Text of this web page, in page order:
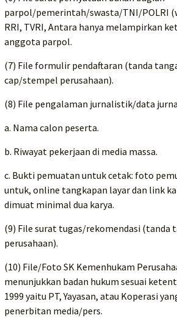
parpol/pemerintah/swasta/TNI/POLRI
RRI, TVRI, Antara hanya melampirkan
anggota parpol.
(7) File formulir pendaftaran (tanda
cap/stempel perusahaan).
(8) File pengalaman jurnalistik/data
a. Nama calon peserta.
b. Riwayat pekerjaan di media massa.
c. Bukti pemuatan untuk cetak: foto
untuk, online tangkapan layar dan link
dimuat minimal dua karya.
(9) File surat tugas/rekomendasi (tanda
perusahaan).
(10) File/Foto SK Kemenhukam
menunjukkan badan hukum sesuai
1999 yaitu PT, Yayasan, atau Koperasi
penerbitan media/pers.